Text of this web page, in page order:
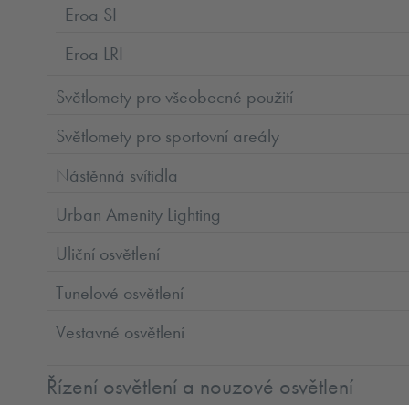
Eroa SI
Eroa LRI
Světlomety pro všeobecné použití
Světlomety pro sportovní areály
Nástěnná svítidla
Urban Amenity Lighting
Uliční osvětlení
Tunelové osvětlení
Vestavné osvětlení
Řízení osvětlení a nouzové osvětlení